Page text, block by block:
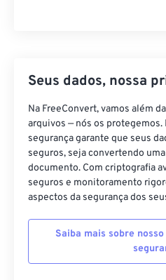
Seus dados, nossa
Na FreeConvert, vamos além
arquivos — nós os
segurança garante que seus
seguros, seja convertendo
documento. Com criptografia
seguros e monitoramento
aspectos da segurança dos
Saiba mais sobre